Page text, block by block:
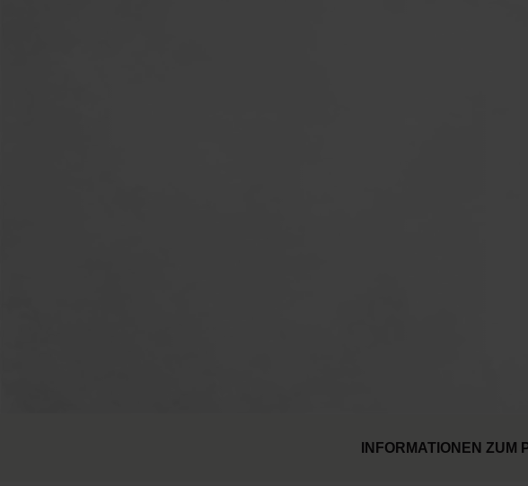
INFORMATIONEN ZUM